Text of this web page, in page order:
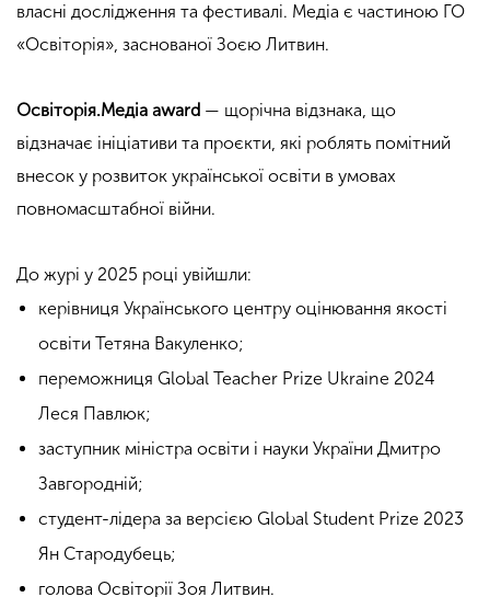
власні дослідження та фестивалі. Медіа є частиною ГО
«Освіторія», заснованої Зоєю Литвин.
Освіторія.Медіа award — щорічна відзнака, що
відзначає ініціативи та проєкти, які роблять помітний
внесок у розвиток української освіти в умовах
повномасштабної війни.
До журі у 2025 році увійшли:
керівниця Українського центру оцінювання якості
освіти Тетяна Вакуленко;
переможниця Global Teacher Prize Ukraine 2024
Леся Павлюк;
заступник міністра освіти і науки України Дмитро
Завгородній;
студент-лідера за версією Global Student Prize 2023
Ян Стародубець;
голова Освіторії Зоя Литвин.